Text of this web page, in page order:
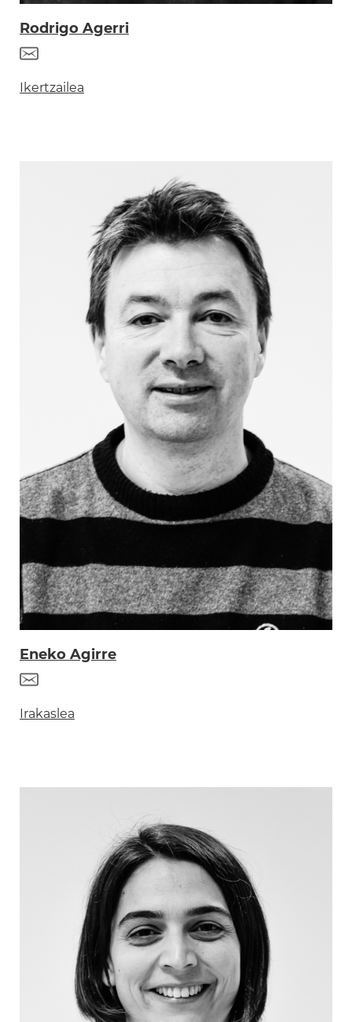
Rodrigo Agerri
Ikertzailea
Eneko Agirre
Irakaslea